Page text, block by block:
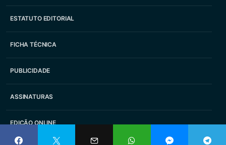
ESTATUTO EDITORIAL
FICHA TÉCNICA
PUBLICIDADE
ASSINATURAS
EDIÇÃO ONLINE